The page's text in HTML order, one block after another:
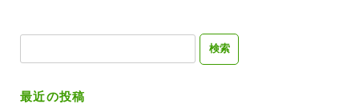
検
最近の投稿